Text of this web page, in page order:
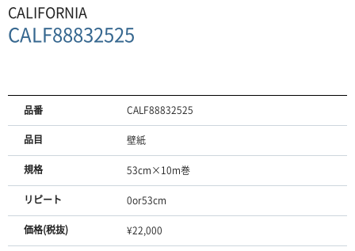
CALIFORNIA
CALF88832525
品番 CALF88832525
品目 壁紙
規格 53cm×10m巻
リピート 0or53cm
価格(税抜) ¥22,000